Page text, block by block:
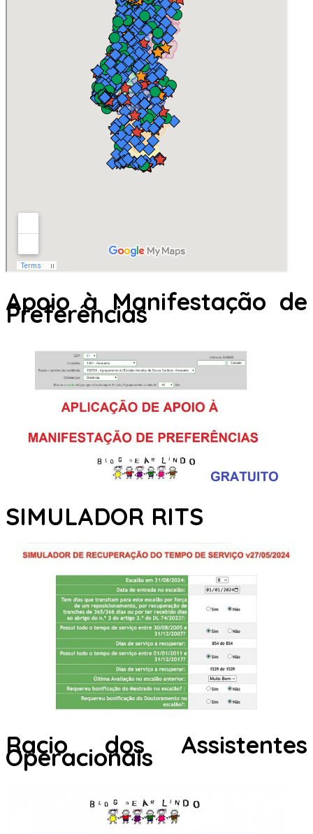
Apoio à Manifestação de
Preferências
SIMULADOR RITS
Racio dos Assistentes
Operacionais